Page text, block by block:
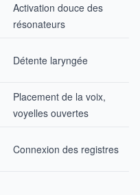
Activation douce des
résonateurs
Détente laryngée
Placement de la voix,
voyelles ouvertes
Connexion des registres